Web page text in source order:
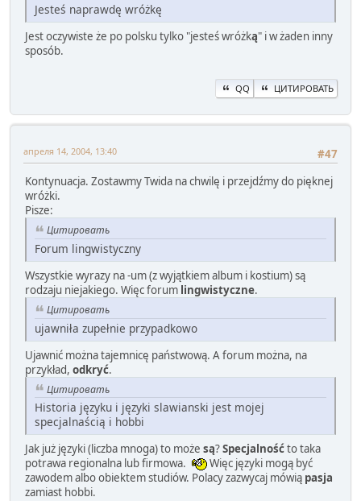
Jesteś naprawdę wróżkę
Jest oczywiste że po polsku tylko "jesteś wróżką" i w żaden inny
sposób.
QQ ЦИТИРОВАТЬ
#47
апреля 14, 2004, 13:40
Kontynuacja. Zostawmy Twida na chwilę i przejdźmy do pięknej
wróżki.
Pisze:
Цитировать
Forum lingwistyczny
Wszystkie wyrazy na -um (z wyjątkiem album i kostium) są
rodzaju niejakiego. Więc forum lingwistyczne.
Цитировать
ujawniła zupełnie przypadkowo
Ujawnić można tajemnicę państwową. A forum można, na
przykład, odkryć.
Цитировать
Historia języku i języki slawianski jest mojej
specjalnaścią i hobbi
Jak już języki (liczba mnoga) to może są?Specjalnośćto taka
potrawa regionalna lub firmowa.
Więc języki mogą być
zawodem albo obiektem studiów. Polacy zazwycaj mówią pasja
zamiast hobbi.